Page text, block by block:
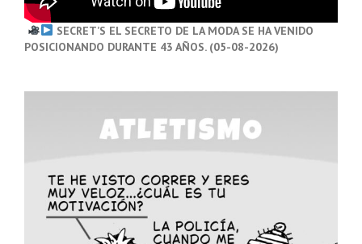
SECRET’S EL SECRETO DE LA MODA SE HA VENIDO
POSICIONANDO DURANTE 43 AÑOS. (05-08-2026)